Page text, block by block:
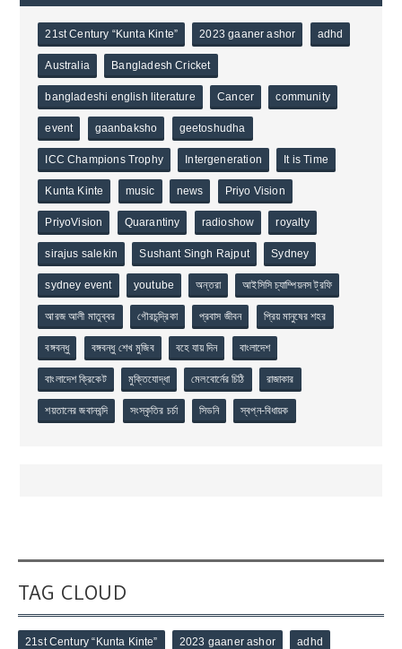
21st Century “Kunta Kinte” 2023 gaaner ashor adhd
Australia Bangladesh Cricket
bangladeshi english literature Cancer community
event gaanbaksho geetoshudha
ICC Champions Trophy Intergeneration It is Time
Kunta Kinte music news Priyo Vision
PriyoVision Quarantiny radioshow royalty
sirajus salekin Sushant Singh Rajput Sydney
sydney event youtube অন্তরা আইসিসি চ্যাম্পিয়নস ট্রফি
আরজ আলী মাতুব্বর গৌরচন্দ্রিকা প্রবাস জীবন প্রিয় মানুষের শহর
বঙ্গবন্ধু বঙ্গবন্ধু শেখ মুজিব বহে যায় দিন বাংলাদেশ
বাংলাদেশ ক্রিকেট মুক্তিযোদ্ধা মেলবোর্নের চিঠি রাজাকার
শয়তানের জবানবন্দি সংস্কৃতির চর্চা সিডনি স্বপ্ন-বিধায়ক
TAG CLOUD
21st Century “Kunta Kinte” 2023 gaaner ashor adhd